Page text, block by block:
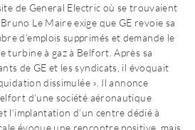
de General Electric où se trouvaient
Le Maire exige que GE revoie sa
d’emplois supprimés et demande le
turbine à gaz à Belfort. Après sa
de GE et les syndicats, il évoquait
dissimulée ». Il annonce
d’une société aéronautique
l’implantation d’un centre dédié à
évoque une rencontre positive, mais